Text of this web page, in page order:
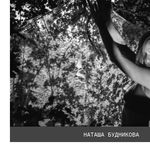
НАТАША БУДНИКОВА